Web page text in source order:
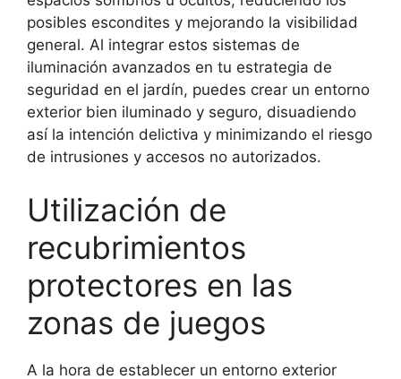
posibles escondites y mejorando la visibilidad
general. Al integrar estos sistemas de
iluminación avanzados en tu estrategia de
seguridad en el jardín, puedes crear un entorno
exterior bien iluminado y seguro, disuadiendo
así la intención delictiva y minimizando el riesgo
de intrusiones y accesos no autorizados.
Utilización de
recubrimientos
protectores en las
zonas de juegos
A la hora de establecer un entorno exterior